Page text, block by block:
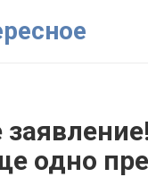
одно